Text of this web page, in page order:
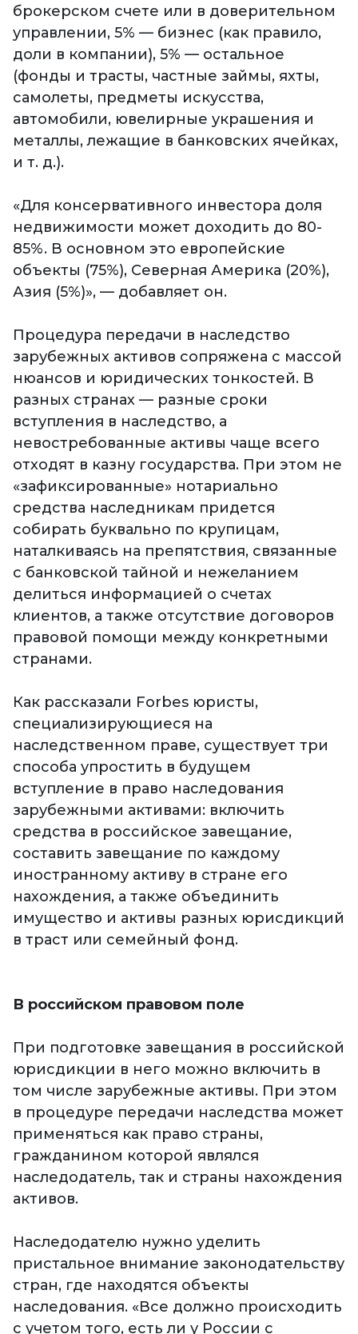
брокерском счете или в доверительном
управлении, 5% — бизнес (как правило,
доли в компании), 5% — остальное
(фонды и трасты, частные займы, яхты,
самолеты, предметы искусства,
автомобили, ювелирные украшения и
металлы, лежащие в банковских ячейках,
и т. д.).
«Для консервативного инвестора доля
недвижимости может доходить до 80-
85%. В основном это европейские
объекты (75%), Северная Америка (20%),
Азия (5%)», — добавляет он.
Процедура передачи в наследство
зарубежных активов сопряжена с массой
нюансов и юридических тонкостей. В
разных странах — разные сроки
вступления в наследство, а
невостребованные активы чаще всего
отходят в казну государства. При этом не
«зафиксированные» нотариально
средства наследникам придется
собирать буквально по крупицам,
наталкиваясь на препятствия, связанные
с банковской тайной и нежеланием
делиться информацией о счетах
клиентов, а также отсутствие договоров
правовой помощи между конкретными
странами.
Как рассказали Forbes юристы,
специализирующиеся на
наследственном праве, существует три
способа упростить в будущем
вступление в право наследования
зарубежными активами: включить
средства в российское завещание,
составить завещание по каждому
иностранному активу в стране его
нахождения, а также объединить
имущество и активы разных юрисдикций
в траст или семейный фонд.
В российском правовом поле
При подготовке завещания в российской
юрисдикции в него можно включить в
том числе зарубежные активы. При этом
в процедуре передачи наследства может
применяться как право страны,
гражданином которой являлся
наследодатель, так и страны нахождения
активов.
Наследодателю нужно уделить
пристальное внимание законодательству
стран, где находятся объекты
наследования. «Все должно происходить
с учетом того, есть ли у России с